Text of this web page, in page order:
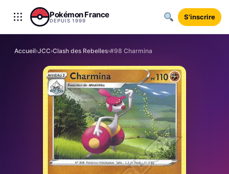
Aller au contenu
Pokémon France
DEPUIS 1999 S'inscrire
Accueil›JCC›Clash des Rebelles›#98 Charmina